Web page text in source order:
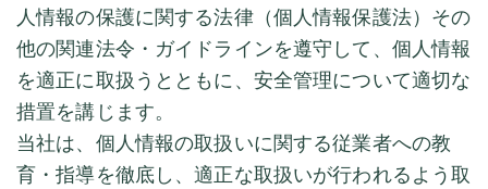
人情報の保護に関する法律（個人情報保護法）その
他の関連法令・ガイドラインを遵守して、個人情報
を適正に取扱うとともに、安全管理について適切な
措置を講じます。
当社は、個人情報の取扱いに関する従業者への教
育・指導を徹底し、適正な取扱いが行われるよう取